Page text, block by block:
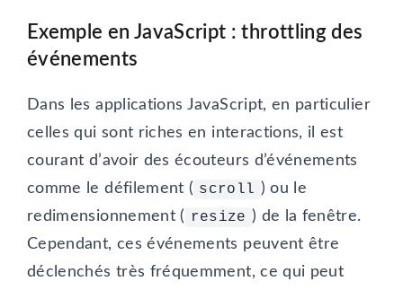
Exemple en JavaScript : throttling des
événements
Dans les applications JavaScript, en particulier
celles qui sont riches en interactions, il est
courant d’avoir des écouteurs d’événements
comme le défilement ( scroll ) ou le
redimensionnement ( resize ) de la fenêtre.
Cependant, ces événements peuvent être
déclenchés très fréquemment, ce qui peut